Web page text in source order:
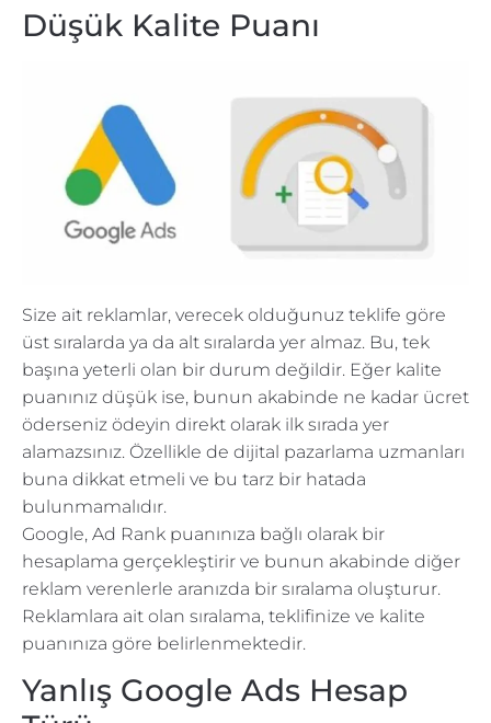
Düşük Kalite Puanı
Size ait reklamlar, verecek olduğunuz teklife göre
üst sıralarda ya da alt sıralarda yer almaz. Bu, tek
başına yeterli olan bir durum değildir. Eğer kalite
puanınız düşük ise, bunun akabinde ne kadar ücret
öderseniz ödeyin direkt olarak ilk sırada yer
alamazsınız. Özellikle de dijital pazarlama uzmanları
buna dikkat etmeli ve bu tarz bir hatada
bulunmamalıdır.
Google, Ad Rank puanınıza bağlı olarak bir
hesaplama gerçekleştirir ve bunun akabinde diğer
reklam verenlerle aranızda bir sıralama oluşturur.
Reklamlara ait olan sıralama, teklifinize ve kalite
puanınıza göre belirlenmektedir.
Yanlış Google Ads Hesap